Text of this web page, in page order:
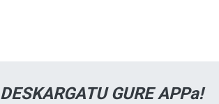
DESKARGATU GURE APPa!